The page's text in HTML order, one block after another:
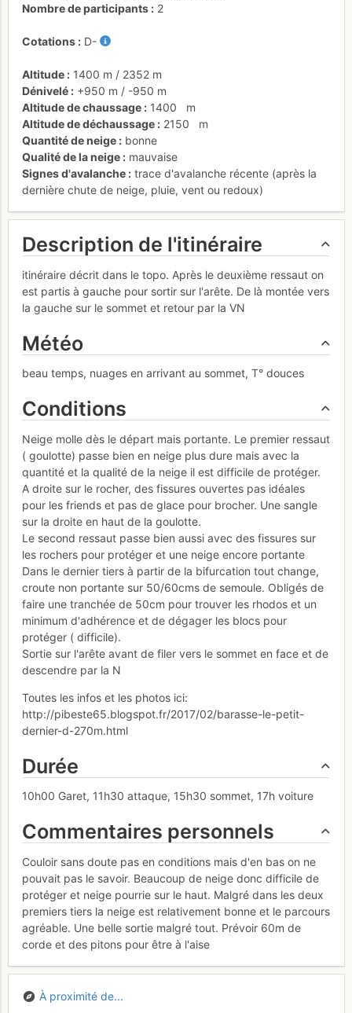
Nombre de participants
2
Cotations D-
Altitude 1400 m / 2352 m
Dénivelé
+950 m / -950 m
Altitude de chaussage
1400
m
Altitude de déchaussage
2150
m
Quantité de neige
bonne
Qualité de la neige
mauvaise
Signes d'avalanche
trace d'avalanche récente (après la
dernière chute de neige, pluie, vent ou redoux)
Description de l'itinéraire
itinéraire décrit dans le topo. Après le deuxième ressaut on
est partis à gauche pour sortir sur l'arête. De là montée vers
la gauche sur le sommet et retour par la VN
Météo
beau temps, nuages en arrivant au sommet, T° douces
Conditions
Neige molle dès le départ mais portante. Le premier ressaut
( goulotte) passe bien en neige plus dure mais avec la
quantité et la qualité de la neige il est difficile de protéger.
A droite sur le rocher, des fissures ouvertes pas idéales
pour les friends et pas de glace pour brocher. Une sangle
sur la droite en haut de la goulotte.
Le second ressaut passe bien aussi avec des fissures sur
les rochers pour protéger et une neige encore portante
Dans le dernier tiers à partir de la bifurcation tout change,
croute non portante sur 50/60cms de semoule. Obligés de
faire une tranchée de 50cm pour trouver les rhodos et un
minimum d'adhérence et de dégager les blocs pour
protéger ( difficile).
Sortie sur l'arête avant de filer vers le sommet en face et de
descendre par la N
Toutes les infos et les photos ici:
http://pibeste65.blogspot.fr/2017/02/barasse-le-petit-
dernier-d-270m.html
Durée
10h00 Garet, 11h30 attaque, 15h30 sommet, 17h voiture
Commentaires personnels
Couloir sans doute pas en conditions mais d'en bas on ne
pouvait pas le savoir. Beaucoup de neige donc difficile de
protéger et neige pourrie sur le haut. Malgré dans les deux
premiers tiers la neige est relativement bonne et le parcours
agréable. Une belle sortie malgré tout. Prévoir 60m de
corde et des pitons pour être à l'aise
À proximité de...